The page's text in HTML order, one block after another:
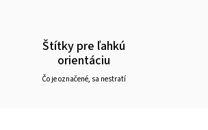
Štítky pre ľahkú
orientáciu
Čo je označené, sa nestratí